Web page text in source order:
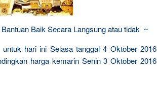
Baik Secara Langsung atau tidak ~
hari ini Selasa tanggal 4 Oktober 2016
harga kemarin Senin 3 Oktober 2016